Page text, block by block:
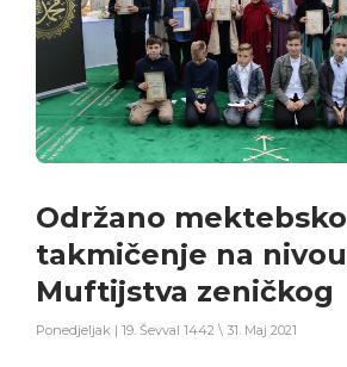
Održano mektebsko
takmičenje na nivou
Muftijstva zeničkog
Ponedjeljak | 19. Ševval 1442 \ 31. Maj 2021